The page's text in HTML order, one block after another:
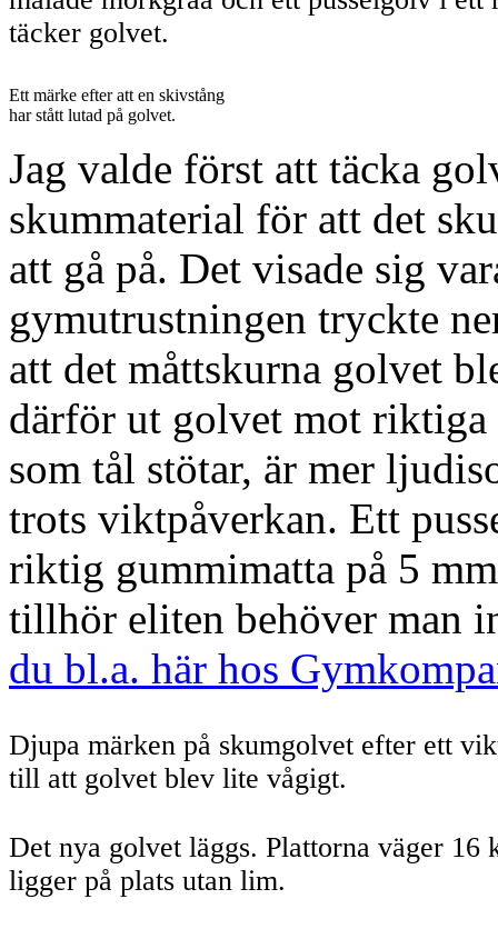
täcker golvet.
Ett märke efter att en skivstång
har stått lutad på golvet.
Jag valde först att täcka
skummaterial för att det
att gå på. Det visade sig
gymutrustningen tryckte
att det måttskurna golvet
därför ut golvet mot
som tål stötar, är mer
trots viktpåverkan. Ett
riktig gummimatta på 5
tillhör eliten behöver man
du bl.a. här hos
Djupa märken på skumgolvet efter ett
till att golvet blev lite vågigt.
Det nya golvet läggs. Plattorna väger 16
ligger på plats utan lim.